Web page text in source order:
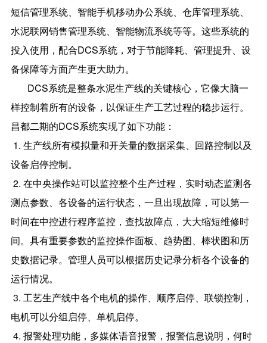
短信管理系统、智能手机移动办公系统、仓库管理系统、
水泥联网销售管理系统、智能物流系统等等。这些系统的
投入使用，配合DCS系统，对于节能降耗、管理提升、设
备保障等方面产生更大助力。
DCS系统是整条水泥生产线的关键核心，它像大脑一
样控制着所有的设备，以保证生产工艺过程的稳步运行。
昌都二期的DCS系统实现了如下功能：
1. 生产线所有模拟量和开关量的数据采集、回路控制以及
设备启停控制。
2. 在中央操作站可以监控整个生产过程，实时动态监测各
测点参数、各设备的运行状态，一旦出现故障，可以第一
时间在中控进行程序监控，查找故障点，大大缩短维修时
间。具有重要参数的监控操作面板、趋势图、棒状图和历
史数据记录。管理人员可以根据历史记录分析各个设备的
运行情况。
3. 工艺生产线中各个电机的操作、顺序启停、联锁控制，
电机可以分组启停、单机启停。
4. 报警处理功能，多媒体语音报警，报警信息说明，何时